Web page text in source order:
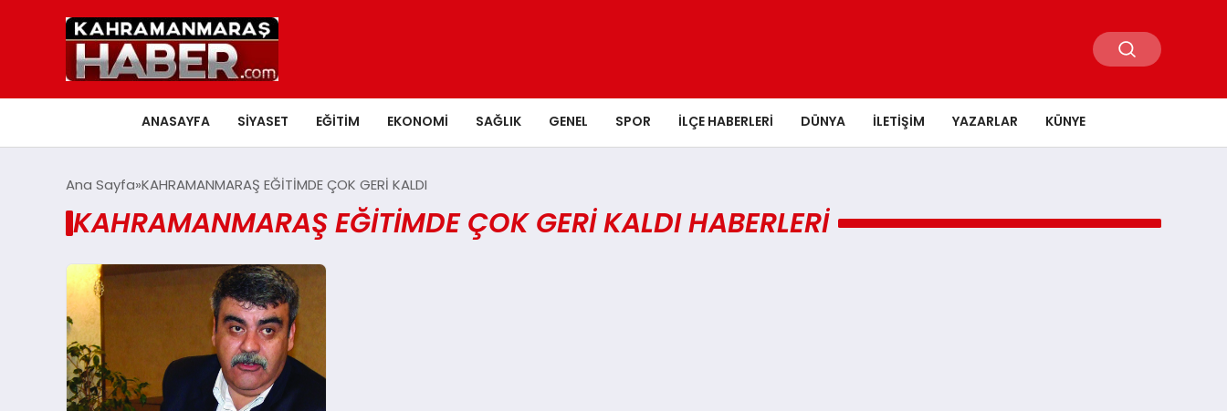
ANASAYFA SIYASET EĞITIM EKONOMI SAĞLIK GENEL SPOR İLÇE HABERLERI DÜNYA İLETIŞIM YAZARLAR KÜNYE
Ana Sayfa KAHRAMANMARAŞ EĞİTİMDE ÇOK GERİ KALDI
KAHRAMANMARAŞ EĞİTİMDE ÇOK GERİ KALDI HABERLERI